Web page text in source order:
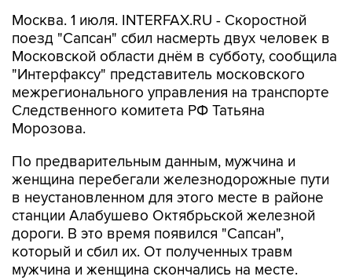
Москва. 1 июля. INTERFAX.RU - Скоростной
поезд "Сапсан" сбил насмерть двух человек в
Московской области днём в субботу, сообщила
"Интерфаксу" представитель московского
межрегионального управления на транспорте
Следственного комитета РФ Татьяна
Морозова.
По предварительным данным, мужчина и
женщина перебегали железнодорожные пути
в неустановленном для этого месте в районе
станции Алабушево Октябрьской железной
дороги. В это время появился "Сапсан",
который и сбил их. От полученных травм
мужчина и женщина скончались на месте.